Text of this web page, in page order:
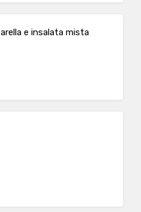
e insalata mista